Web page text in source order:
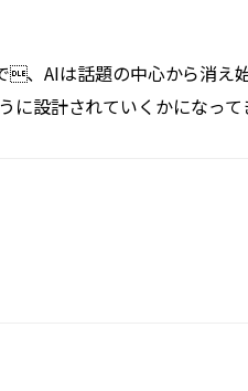
、AIは話題の中心から消
設計されていくかになって